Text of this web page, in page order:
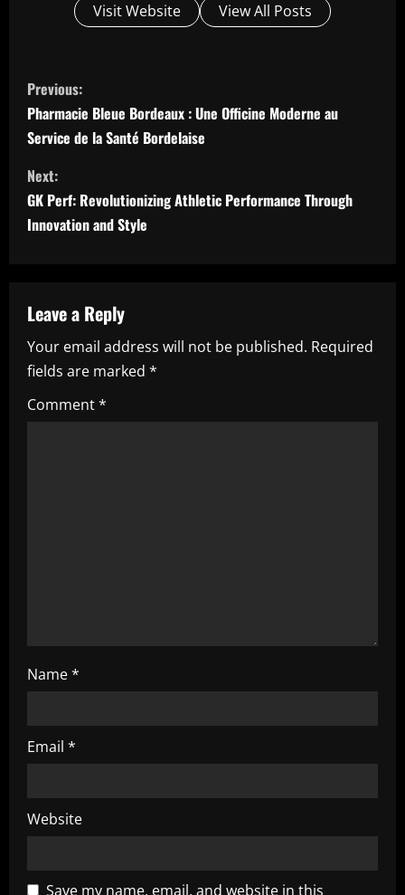
Visit Website View All Posts
C
o
n
t
i
u
e
R
e
Previous:
Pharmacie Bleue Bordeaux : Une Officine Moderne au
Service de la Santé Bordelaise
Next:
GK Perf: Revolutionizing Athletic Performance Through
Innovation and Style
Leave a Reply
Your email address will not be published. Required
fields are marked *
Comment*
Name*
Email *
Website
Save my name, email, and website in this